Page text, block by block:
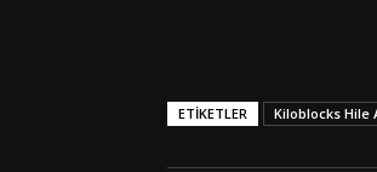
ETIKETLER Kiloblocks Hile